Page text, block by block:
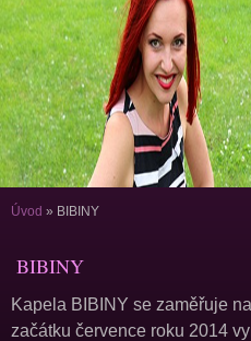
Úvod » BIBINY
BIBINY
Kapela BIBINY se zaměřuje
začátku července roku 2014